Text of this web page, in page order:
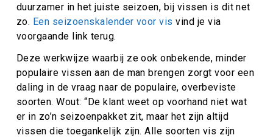
duurzamer in het juiste seizoen, bij vissen is dit net
zo. Een seizoenskalender voor visvind je via
voorgaande link terug.
Deze werkwijze waarbij ze ook onbekende, minder
populaire vissen aan de man brengen zorgt voor een
daling in de vraag naar de populaire, overbeviste
soorten. Wout: “De klant weet op voorhand niet wat
er in zo’n seizoenpakket zit, maar het zijn altijd
vissen die toegankelijk zijn. Alle soorten vis zijn